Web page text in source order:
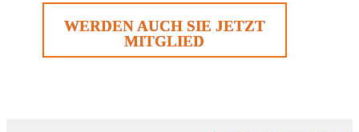
WERDEN AUCH SIE JETZT
MITGLIED